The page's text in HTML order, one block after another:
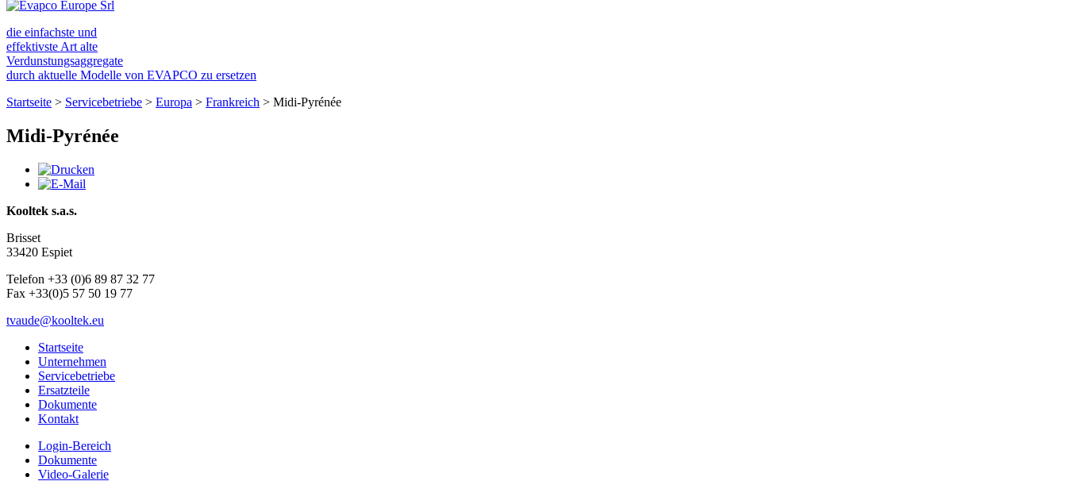
die einfachste und
effektivste Art alte
Verdunstungsaggregate
durch aktuelle Modelle von EVAPCO zu ersetzen
Startseite > Servicebetriebe > Europa > Frankreich > Midi-Pyrénée
Midi-Pyrénée
Kooltek s.a.s.
Brisset
33420 Espiet
Telefon +33 (0)6 89 87 32 77
Fax +33(0)5 57 50 19 77
tvaude@kooltek.eu
Startseite
Unternehmen
Servicebetriebe
Ersatzteile
Dokumente
Kontakt
Login-Bereich
Dokumente
Video-Galerie